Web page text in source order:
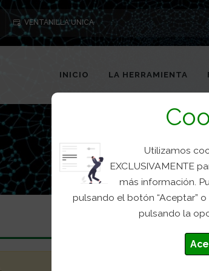
Utilizamos
EXCLUSIVAMENTE
más información.
pulsando el botón “Aceptar”
pulsando la
VENTANILLA UNICA
INICIO LA HERRAMIENTA
.